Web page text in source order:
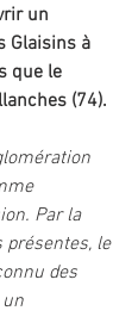
un
Glaisins à
que le
(74).
Par la
présentes, le
des